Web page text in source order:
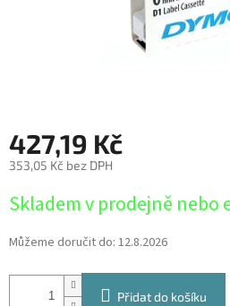
427,19 Kč
353,05 Kč bez DPH
cena:
Skladem v prodejně nebo
Můžeme doručit do: 12.8.2026
Přidat do košíku